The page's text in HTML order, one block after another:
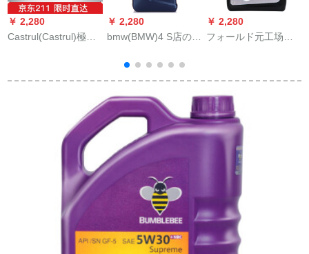
￥ 2,280
Castrul(Castrul)極保
ル半合成自動車オイ
￥ 2,280
bmw(BMW)4 S店の元
ルグリスSL級5 w-30
1 L包装bmw 525 320
X 1 X 5全系適用自動
車用品
￥ 2,280
フォールド元工场半
ス/フォレスト/致胜/
フェンシング/モレン
デ/カーニバル適用